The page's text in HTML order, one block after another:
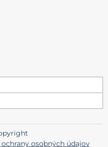
ochrany osobných údajov